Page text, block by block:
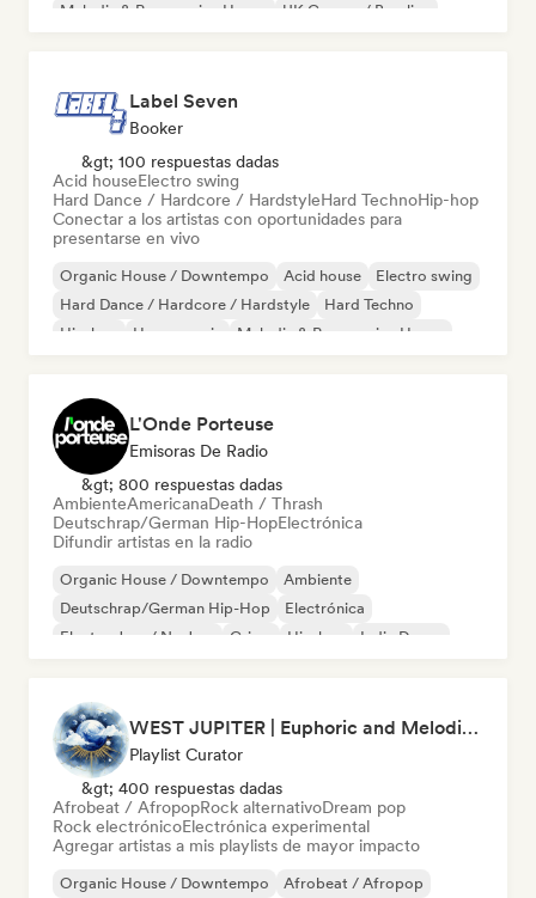
Melodic & Progressive House
UK Garage / Bassline
Label Seven
Booker
&gt; 100 respuestas dadas
Acid houseElectro swing
Hard Dance / Hardcore / HardstyleHard TechnoHip-hop
Conectar a los artistas con oportunidades para
presentarse en vivo
Organic House / Downtempo Acid house
Electro swing
Hard Dance / Hardcore / Hardstyle
Hard Techno
Hip-hop
House music Melodic & Progressive House
L'Onde Porteuse
Emisoras De Radio
&gt; 800 respuestas dadas
AmbienteAmericanaDeath / Thrash
Deutschrap/German Hip-HopElectrónica
Difundir artistas en la radio
Organic House / Downtempo
Ambiente
Deutschrap/German Hip-Hop
Electrónica
Electro Jazz / Nu Jazz
Grime Hip-hop Indie Dance
WEST JUPITER | Euphoric and Melodic Techno | The Best Indie | Organic House
Playlist Curator
&gt; 400 respuestas dadas
Afrobeat / AfropopRock alternativoDream pop
Rock electrónicoElectrónica experimental
Agregar artistas a mis playlists de mayor impacto
Organic House / Downtempo Afrobeat / Afropop